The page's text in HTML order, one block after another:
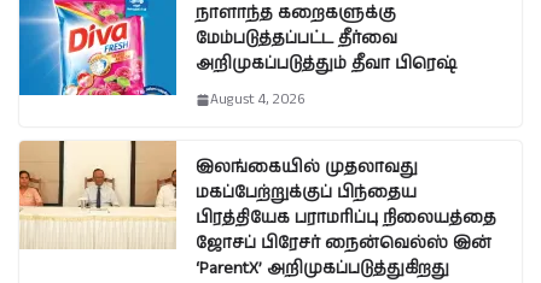
நாளாந்த கறைகளுக்கு
மேம்படுத்தப்பட்ட தீர்வை
அறிமுகப்படுத்தும் தீவா பிரெஷ்
August 4, 2026
இலங்கையில் முதலாவது
மகப்பேற்றுக்குப் பிந்தைய
பிரத்தியேக பராமரிப்பு நிலையத்தை
ஜோசப் பிரேசர் நைன்வெல்ஸ் இன்
‘ParentX’ அறிமுகப்படுத்துகிறது